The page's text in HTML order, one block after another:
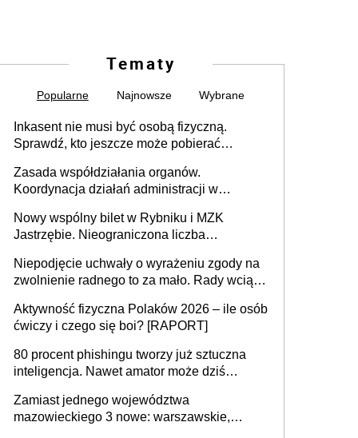
Tematy
Popularne Najnowsze Wybrane
Inkasent nie musi być osobą fizyczną.
Sprawdź, kto jeszcze może pobierać
Zasada współdziałania organów.
Koordynacja działań administracji w
Nowy wspólny bilet w Rybniku i MZK
Jastrzębie. Nieograniczona liczba
Niepodjęcie uchwały o wyrażeniu zgody na
zwolnienie radnego to za mało. Rady wciąż
rozstrzygać sprawy
Aktywność fizyczna Polaków 2026 – ile osób
ćwiczy i czego się boi? [RAPORT]
80 procent phishingu tworzy już sztuczna
inteligencja. Nawet amator może dziś
Zamiast jednego województwa
mazowieckiego 3 nowe: warszawskie,